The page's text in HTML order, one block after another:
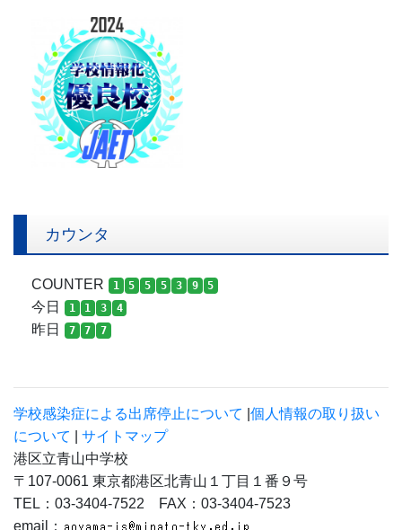
カウンタ
COUNTER 1 5 5 5 3 9 5
今日 1 1 3 4
昨日 7 7 7
学校感染症による出席停止について 個人情報の取り扱い
について
サイトマップ
港区立青山中学校
〒107-0061 東京都港区北青山１丁目１番９号
TEL：03-3404-7522 FAX：03-3404-7523
email：